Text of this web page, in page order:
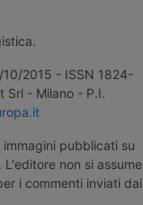
2015 - ISSN 1824-
Srl - Milano - P.I.
pubblicati su
non si assume
i commenti inviati dai